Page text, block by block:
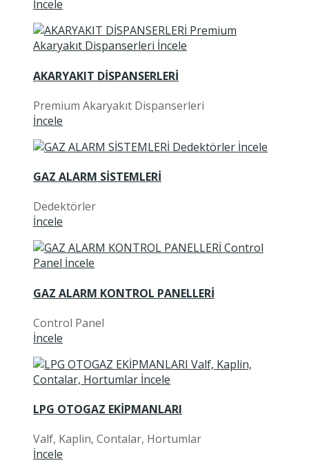
İncele
AKARYAKIT DİSPANSERLERİ
Premium Akaryakıt Dispanserleri
İncele
GAZ ALARM SİSTEMLERİ
Dedektörler
İncele
GAZ ALARM KONTROL PANELLERİ
Control Panel
İncele
LPG OTOGAZ EKİPMANLARI
Valf, Kaplin, Contalar, Hortumlar
İncele